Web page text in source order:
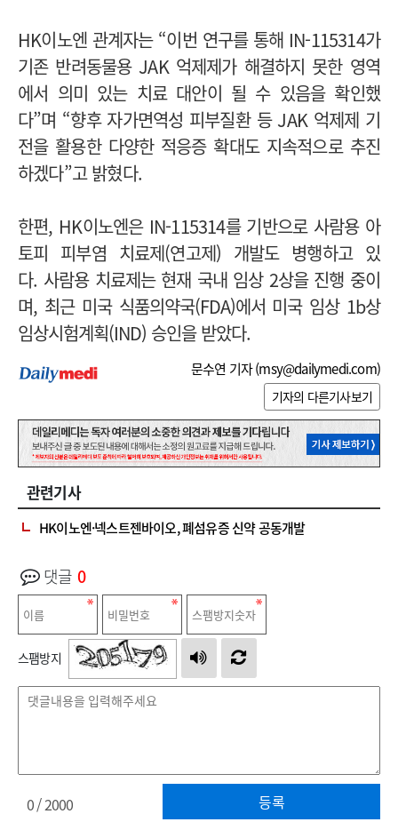
HK이노엔 관계자는 “이번 연구를 통해 IN-115314가
기존 반려동물용 JAK 억제제가 해결하지 못한 영역
에서 의미 있는 치료 대안이 될 수 있음을 확인했
다”며 “향후 자가면역성 피부질환 등 JAK 억제제 기
전을 활용한 다양한 적응증 확대도 지속적으로 추진
하겠다”고 밝혔다.
한편, HK이노엔은 IN-115314를 기반으로 사람용 아
토피 피부염 치료제(연고제) 개발도 병행하고 있
다. 사람용 치료제는 현재 국내 임상 2상을 진행 중이
며, 최근 미국 식품의약국(FDA)에서 미국 임상 1b상
임상시험계획(IND) 승인을 받았다.
문수연 기자 (msy@dailymedi.com)
기자의 다른기사보기
관련기사
HK이노엔·넥스트젠바이오, 폐섬유증 신약 공동개발
댓글 0
스팸방지
등록
0/ 2000